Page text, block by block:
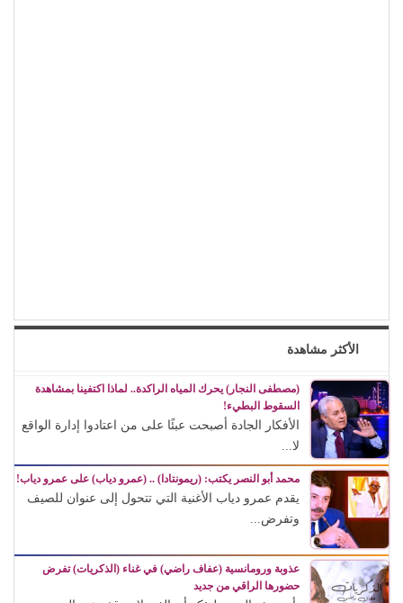
الأكثر مشاهدة
(مصطفى النجار) يحرك المياه الراكدة.. لماذا اكتفينا بمشاهدة
السقوط البطيء!
الأفكار الجادة أصبحت عبئًا على من اعتادوا إدارة الواقع
لا...
محمد أبو النصر يكتب: (ريمونتادا) .. (عمرو دياب) على عمرو دياب!
يقدم عمرو دياب الأغنية التي تتحول إلى عنوان للصيف
وتفرض...
عذوبة ورومانسية (عفاف راضي) في غناء (الذكريات) تفرض
حضورها الراقي من جديد